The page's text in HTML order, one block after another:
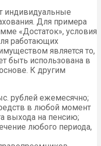
индивидуальные
Для примера
«Достаток», условия
работающих
является то,
быть использована в
К другим
рублей ежемесячно;
в любой момент
выхода на пенсию;
любого периода,